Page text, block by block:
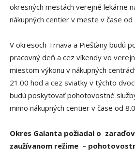
okresných mestách verejné lekárne
nákupných centier v meste v čase od
V okresoch Trnava a Piešťany budú
pracovný deň a cez víkendy vo
miestom výkonu v nákupných
21.00 hod a cez sviatky v týchto
budú poskytovať pohotovostné
mimo nákupných centier v čase od
Okres Galanta požiadal o
zaužívanom režime –